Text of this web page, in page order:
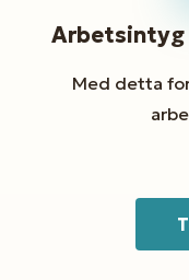
Arbetsintyg
Med detta